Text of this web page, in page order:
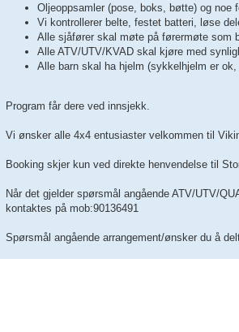
Oljeoppsamler (pose, boks, bøtte) og noe
Vi kontrollerer belte, festet batteri, løse
Alle sjåfører skal møte på førermøte som
Alle ATV/UTV/KVAD skal kjøre med
Alle barn skal ha hjelm (sykkelhjelm er
Program får dere ved innsjekk.
Vi ønsker alle 4x4 entusiaster velkommen til
Booking skjer kun ved direkte henvendelse til
Når det gjelder spørsmål angående ATV/UTV/
kontaktes på mob:90136491
Spørsmål angående arrangement/ønsker du å